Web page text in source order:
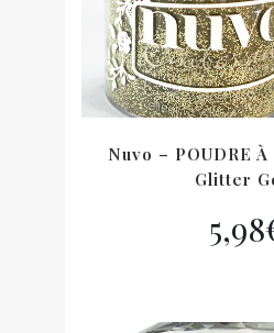
Nuvo – POUDRE
Glitter
5,98